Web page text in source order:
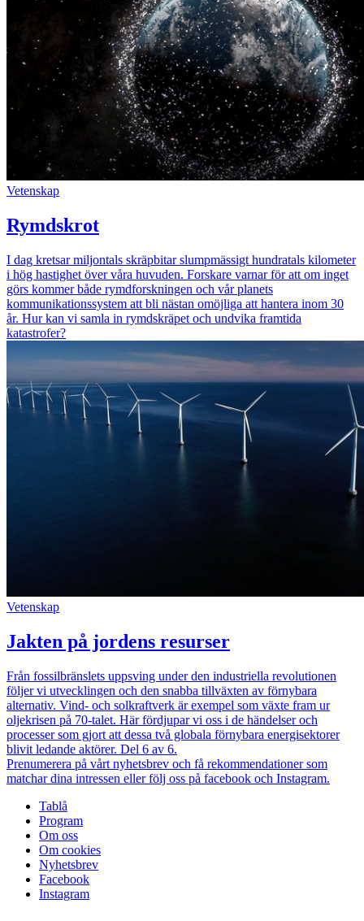
Vetenskap
Rymdskrot
I dag kretsar miljontals skräpbitar slumpmässigt hundratals kilometer
i hög hastighet över våra huvuden. Forskare varnar för att om inget
görs kommer både rymdforskningen och vår planets
kommunikationssystem att bli nästan omöjliga att hantera inom 30
år. Hur kan vi samla in rymdskräpet och undvika framtida
katastrofer?
Vetenskap
Jakten på jordens resurser
Från fossilbränslets uppsving under den industriella revolutionen
följer vi utvecklingen och den snabba tillväxten av förnybara
alternativ. Vind- och solkraftverk är exempel som växte fram ur
oljekrisen på 70-talet. Här fördjupar vi oss i de händelser och
processer som gjort att dessa två globala förnybara energisektorer
blivit ledande aktörer. Del 6 av 6.
Prenumerera på vårt nyhetsbrev och få rekommendationer som
matchar dina intressen eller följ oss på facebook och Instagram.
Tablå
Program
Om oss
Om cookies
Nyhetsbrev
Facebook
Instagram